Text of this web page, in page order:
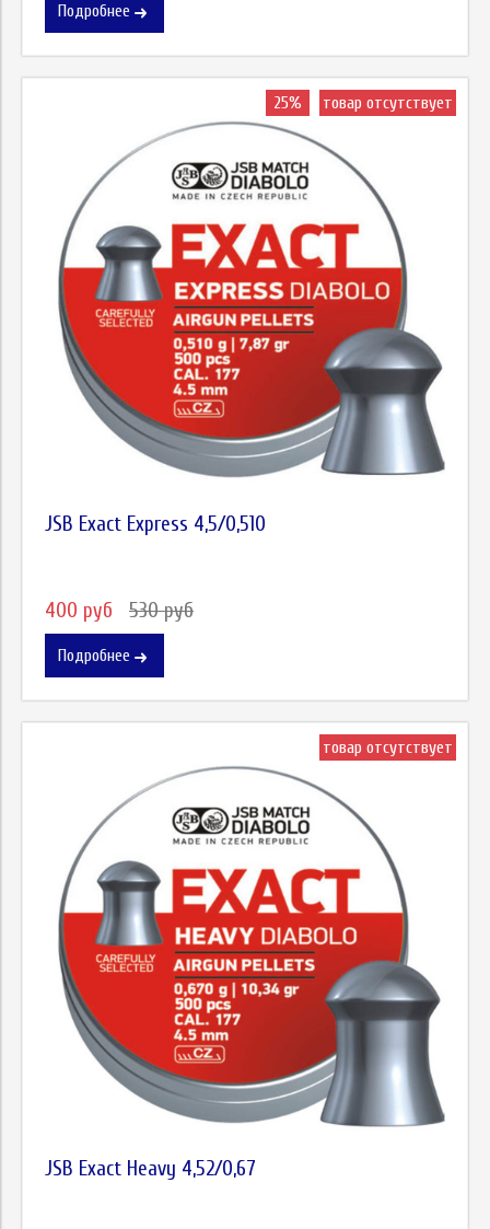
Подробнее
25% товар отсутствует
JSB Exact Express 4,5/0,510
400 руб 530 руб
Подробнее
товар отсутствует
JSB Exact Heavy 4,52/0,67